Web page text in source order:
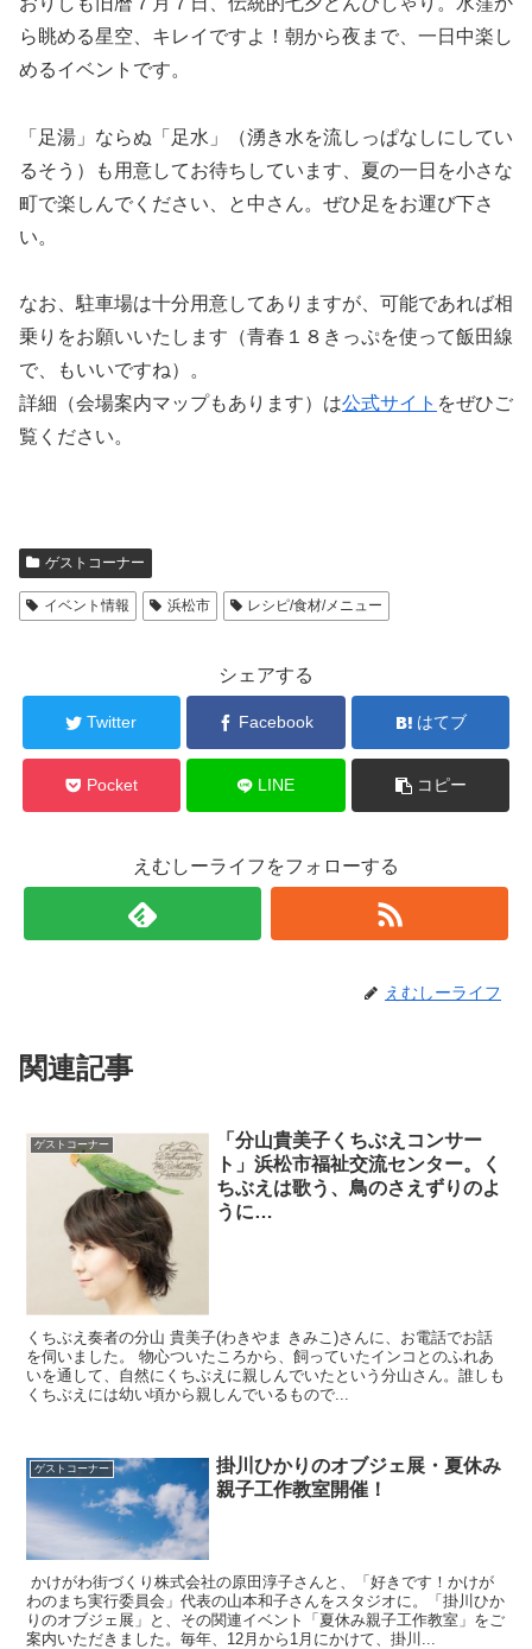
ら眺める星空、キレイですよ！朝から夜まで、一日中楽し
めるイベントです。
「足湯」ならぬ「足水」（湧き水を流しっぱなしにしてい
るそう）も用意してお待ちしています、夏の一日を小さな
町で楽しんでください、と中さん。ぜひ足をお運び下さ
い。
なお、駐車場は十分用意してありますが、可能であれば相
乗りをお願いいたします（青春１８きっぷを使って飯田線
で、もいいですね）。
詳細（会場案内マップもあります）は公式サイト をぜひご
覧ください。
ゲストコーナー
イベント情報 浜松市 レシピ/食材/メニュー
シェアする
Twitter Facebook はてブ
Pocket LINE コピー
えむしーライフをフォローする
えむしーライフ
関連記事
ゲストコーナー
「分山貴美子くちぶえコンサー
ト」浜松市福祉交流センター。く
ちぶえは歌う、鳥のさえずりのよ
うに…
くちぶえ奏者の分山 貴美子(わきやま きみこ)さんに、お電話でお話
を伺いました。 物心ついたころから、飼っていたインコとのふれあ
いを通して、自然にくちぶえに親しんでいたという分山さん。誰しも
くちぶえには幼い頃から親しんでいるもので...
ゲストコーナー
掛川ひかりのオブジェ展・夏休み
親子工作教室開催！
かけがわ街づくり株式会社の原田淳子さんと、「好きです！かけが
わのまち実行委員会」代表の山本和子さんをスタジオに。「掛川ひか
りのオブジェ展」と、その関連イベント「夏休み親子工作教室」をご
案内いただきました。毎年、12月から1月にかけて、掛川...